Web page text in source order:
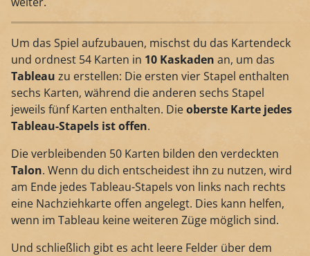
Um das Spiel aufzubauen, mischst du das Kartendeck
und ordnest 54 Karten in 10 Kaskaden an, um das
Tableau zu erstellen: Die ersten vier Stapel enthalten
sechs Karten, während die anderen sechs Stapel
jeweils fünf Karten enthalten. Dieoberste Karte jedes
Tableau-Stapels ist offen.
Die verbleibenden 50 Karten bilden den verdeckten
Talon. Wenn du dich entscheidest ihn zu nutzen, wird
am Ende jedes Tableau-Stapels von links nach rechts
eine Nachziehkarte offen angelegt. Dies kann helfen,
wenn im Tableau keine weiteren Züge möglich sind.
Und schließlich gibt es acht leere Felder über dem